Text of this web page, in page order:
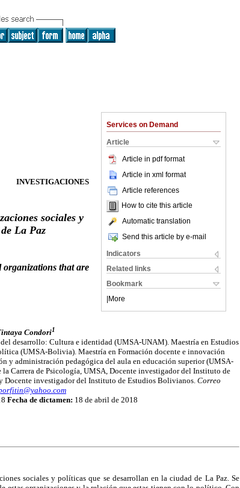
Services on Demand
Article
Article in pdf format
Article in xml format
Article references
How to cite this article
Automatic translation
Send this article by e-mail
Indicators
Related links
Bookmark
More
INVESTIGACIONES
sociales y
La Paz
organizations that are
Condori1
desarrollo: Cultura e identidad (UMSA-UNAM). Maestría en Estudios
(UMSA-Bolivia). Maestría en Formación docente e innovación
y administración pedagógica del aula en educación superior (UMSA-
Carrera de Psicología, UMSA, Docente investigador del Instituto de
investigador del Instituto de Estudios Bolivianos. Correo
Fecha de dictamen: 18 de abril de 2018
sociales y políticas que se desarrollan en la ciudad de La Paz. Se